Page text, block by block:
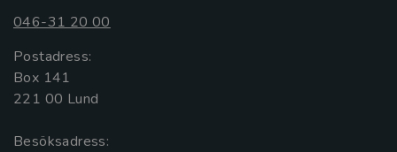
046-31 20 00
Postadress:
Box 141
221 00 Lund
Besöksadress: